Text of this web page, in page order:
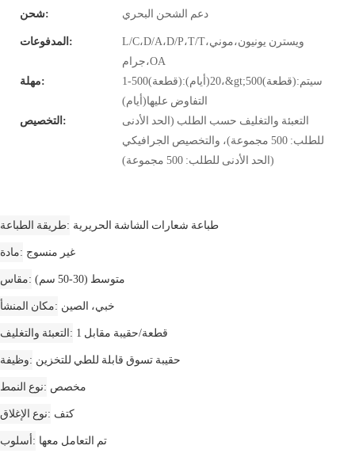
شحن: دعم الشحن البحري
المدفوعات:
L/C،D/A،D/P،T/T،ويسترن يونيون،موني
جرام،OA
مهلة:
1-500(قطعة):20(أيام)،&gt;500(قطعة):سيتم
التفاوض عليها(أيام)
التخصيص:
التعبئة والتغليف حسب الطلب (الحد الأدنى
للطلب: 500 مجموعة)، والتخصيص الجرافيكي
(الحد الأدنى للطلب: 500 مجموعة)
طريقة الطباعة طباعة شعارات الشاشة الحريرية
مادة غير منسوج
مقاس متوسط ​​(30-50 سم)
مكان المنشأ خبي، الصين
التعبئة والتغليف 1 قطعة/حقيبة مقابل
وظيفة حقيبة تسوق قابلة للطي للتخزين
نوع النمط مخصص
نوع الإغلاق كتف
أسلوب تم التعامل معها